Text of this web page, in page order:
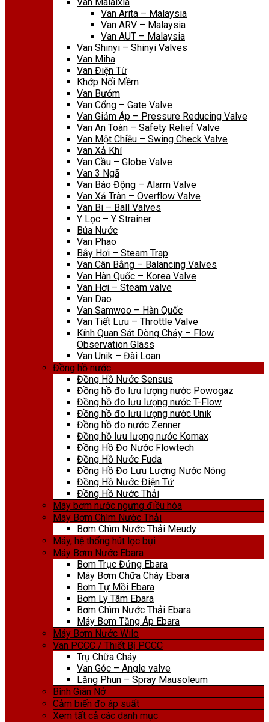
Van Arita – Malaysia
Van ARV – Malaysia
Van AUT – Malaysia
Van Shinyi – Shinyi Valves
Van Miha
Van Điện Từ
Khớp Nối Mềm
Van Bướm
Van Cổng – Gate Valve
Van Giảm Áp – Pressure Reducing Valve
Van An Toàn – Safety Relief Valve
Van Một Chiều – Swing Check Valve
Van Xả Khí
Van Cầu – Globe Valve
Van 3 Ngã
Van Báo Động – Alarm Valve
Van Xả Tràn – Overflow Valve
Van Bi – Ball Valves
Y Lọc – Y Strainer
Búa Nước
Van Phao
Bẫy Hơi – Steam Trap
Van Cân Bằng – Balancing Valves
Van Hàn Quốc – Korea Valve
Van Hơi – Steam valve
Van Dao
Van Samwoo – Hàn Quốc
Van Tiết Lưu – Throttle Valve
Kính Quan Sát Dòng Chảy – Flow
Observation Glass
Van Unik – Đài Loan
Đồng hồ nước
Đồng Hồ Nước Sensus
Đồng hồ đo lưu lượng nước Powogaz
Đồng hồ đo lưu lượng nước T-Flow
Đồng hồ đo lưu lượng nước Unik
Đồng hồ đo nước Zenner
Đồng hồ lưu lượng nước Komax
Đồng Hồ Đo Nước Flowtech
Đồng Hồ Nước Fuda
Đồng Hồ Đo Lưu Lượng Nước Nóng
Đồng Hồ Nước Điện Tử
Đồng Hồ Nước Thải
Máy bơm nước ngưng điều hòa
Máy Bơm Chìm Nước Thải
Bơm Chìm Nước Thải Meudy
Máy, hệ thống hút lọc bụi
Máy Bơm Nước Ebara
Bơm Trục Đứng Ebara
Máy Bơm Chữa Cháy Ebara
Bơm Tự Mồi Ebara
Bơm Ly Tâm Ebara
Bơm Chìm Nước Thải Ebara
Máy Bơm Tăng Áp Ebara
Máy Bơm Nước Wilo
Van PCCC / Thiết Bị PCCC
Trụ Chữa Cháy
Van Góc – Angle valve
Lăng Phun – Spray Mausoleum
Bình Giãn Nở
Cảm biến đo áp suất
Xem tất cả các danh mục